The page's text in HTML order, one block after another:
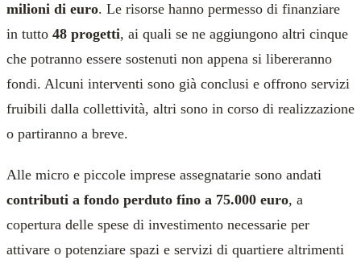
milioni di euro. Le risorse hanno permesso di finanziare
in tutto 48 progetti, ai quali se ne aggiungono altri cinque
che potranno essere sostenuti non appena si libereranno
fondi. Alcuni interventi sono già conclusi e offrono servizi
fruibili dalla collettività, altri sono in corso di realizzazione
o partiranno a breve.
Alle micro e piccole imprese assegnatarie sono andati
contributi a fondo perduto fino a 75.000 euro, a
copertura delle spese di investimento necessarie per
attivare o potenziare spazi e servizi di quartiere altrimenti